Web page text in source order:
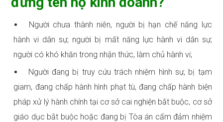
Người chưa thành niên, người bị hạn chế năng lực
hành vi dân sự; người bị mất năng lực hành vi dân sự;
người có khó khăn trong nhận thức, làm chủ hành vi;
Người đang bị truy cứu trách nhiệm hình sự, bị tạm
giam, đang chấp hành hình phạt tù, đang chấp hành biện
pháp xử lý hành chính tại cơ sở cai nghiện bắt buộc, cơ sở
giáo dục bắt buộc hoặc đang bị Tòa án cấm đảm nhiệm